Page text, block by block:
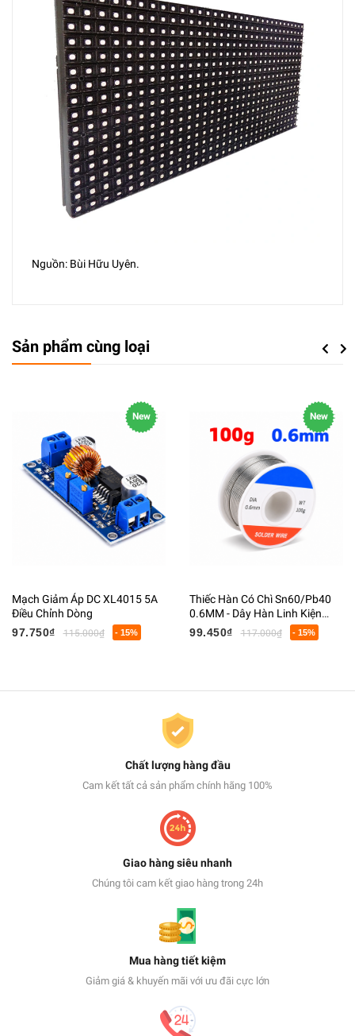
Nguồn: Bùi Hữu Uyên.
Sản phẩm cùng loại Previous
New
Mạch Giảm Áp DC XL4015 5A
Điều Chỉnh Dòng
97.750₫
115.000₫ - 15%
New
Thiếc Hàn Có Chì Sn60/Pb40
0.6MM - Dây Hàn Linh Kiện
Điện Tử Có Lõi Flux
99.450₫ 117.000₫ - 15%
Next
Chất lượng hàng đầu
Cam kết tất cả sản phẩm chính hãng 100%
Giao hàng siêu nhanh
Chúng tôi cam kết giao hàng trong 24h
Mua hàng tiết kiệm
Giảm giá & khuyến mãi với ưu đãi cực lớn